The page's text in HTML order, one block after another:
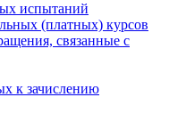
испытаний
(платных) курсов
связанные с
к зачислению